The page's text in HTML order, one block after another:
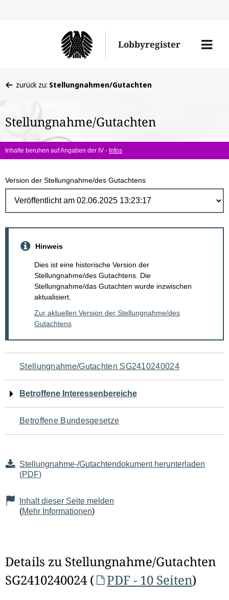
Lobbyregister
Menü
befinden
hier:
zurück zu: Stellungnahmen/Gutachten
Stellungnahme/Gutachten
Inhalte beruhen auf Angaben der IV - Infos
Version der Stellungnahme/des Gutachtens
Hinweis
Dies ist eine historische Version der
Stellungnahme/des Gutachtens. Die
Stellungnahme/das Gutachten wurde inzwischen
aktualisiert.
Zur aktuellen Version der Stellungnahme/des
Gutachtens
Navigation
für
den
Seiteninhalt
Stellungnahme/Gutachten SG2410240024
Betroffene Interessenbereiche
Betroffene Bundesgesetze
Stellungnahme-/Gutachtendokument herunterladen
(PDF)
Inhalt dieser Seite melden
(Mehr Informationen)
Details zu Stellungnahme/Gutachten
SG2410240024 (
PDF - 10 Seiten)